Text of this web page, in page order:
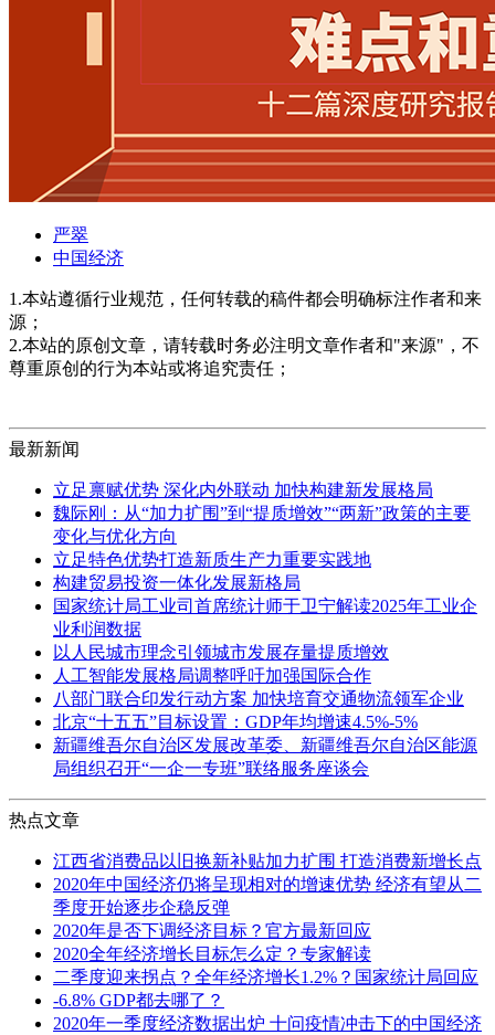
严翠
中国经济
1.本站遵循行业规范，任何转载的稿件都会明确标注作者和来
源；
2.本站的原创文章，请转载时务必注明文章作者和"来源"，不
尊重原创的行为本站或将追究责任；
最新新闻
立足禀赋优势 深化内外联动 加快构建新发展格局
魏际刚：从“加力扩围”到“提质增效”“两新”政策的主要
变化与优化方向
立足特色优势打造新质生产力重要实践地
构建贸易投资一体化发展新格局
国家统计局工业司首席统计师于卫宁解读2025年工业企
业利润数据
以人民城市理念引领城市发展存量提质增效
人工智能发展格局调整呼吁加强国际合作
八部门联合印发行动方案 加快培育交通物流领军企业
北京“十五五”目标设置：GDP年均增速4.5%-5%
新疆维吾尔自治区发展改革委、新疆维吾尔自治区能源
局组织召开“一企一专班”联络服务座谈会
热点文章
江西省消费品以旧换新补贴加力扩围 打造消费新增长点
2020年中国经济仍将呈现相对的增速优势 经济有望从二
季度开始逐步企稳反弹
2020年是否下调经济目标？官方最新回应
2020全年经济增长目标怎么定？专家解读
二季度迎来拐点？全年经济增长1.2%？国家统计局回应
-6.8% GDP都去哪了？
2020年一季度经济数据出炉 十问疫情冲击下的中国经济